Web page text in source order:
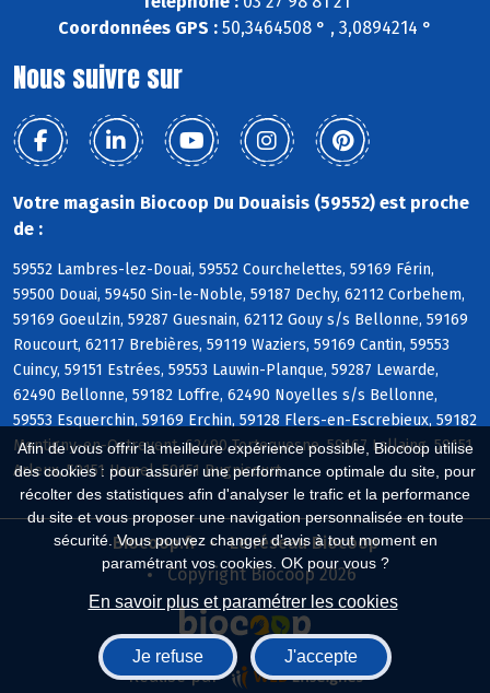
Afin de vous offrir la meilleure expérience possible, Biocoop utilise
des cookies : pour assurer une performance optimale du site, pour
récolter des statistiques afin d'analyser le trafic et la performance
du site et vous proposer une navigation personnalisée en toute
sécurité. Vous pouvez changer d'avis à tout moment en
paramétrant vos cookies. OK pour vous ?
En savoir plus et paramétrer les cookies
Je refuse J'accepte
Coordonnées GPS : 50,3464508 ° , 3,0894214 °
Nous suivre sur
Votre magasin Biocoop Du Douaisis (59552) est proche
de :
59552 Lambres-lez-Douai, 59552 Courchelettes, 59169 Férin,
59500 Douai, 59450 Sin-le-Noble, 59187 Dechy, 62112 Corbehem,
59169 Goeulzin, 59287 Guesnain, 62112 Gouy s/s Bellonne, 59169
Roucourt, 62117 Brebières, 59119 Waziers, 59169 Cantin, 59553
Cuincy, 59151 Estrées, 59553 Lauwin-Planque, 59287 Lewarde,
62490 Bellonne, 59182 Loffre, 62490 Noyelles s/s Bellonne,
59553 Esquerchin, 59169 Erchin, 59128 Flers-en-Escrebieux, 59182
Montigny-en-Ostrevent, 62490 Tortequesne, 59167 Lallaing, 59151
Arleux, 59151 Hamel, 59151 Bugnicourt
Biocoop.fr
Le réseau Biocoop
Copyright Biocoop 2026
Réalisé par